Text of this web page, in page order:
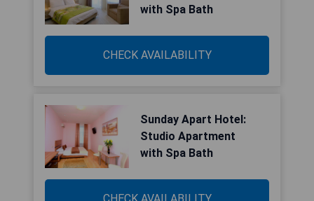
with Spa Bath
CHECK AVAILABILITY
Sunday Apart Hotel:
Studio Apartment
with Spa Bath